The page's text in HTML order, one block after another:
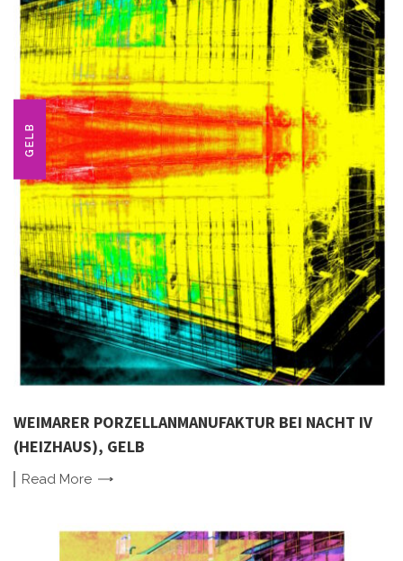
GELB
WEIMARER PORZELLANMANUFAKTUR BEI NACHT IV
(HEIZHAUS), GELB
Read More